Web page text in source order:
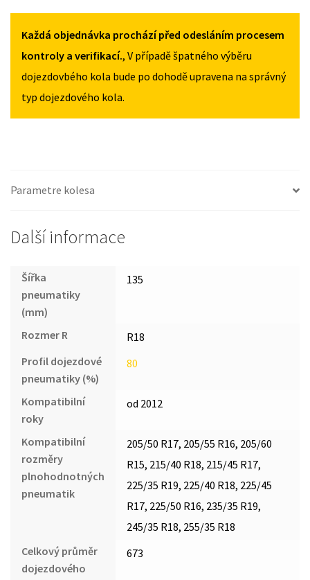
3
F30/F31
OD
135/80R18
MNOŽSTVÍ
Každá objednávka prochází před odesláním procesem
kontroly a verifikací., V případě špatného výběru
dojezdovbého kola bude po dohodě upravena na správný
typ dojezdového kola.
Parametre kolesa
Další informace
Šířka
pneumatiky
(mm)
135
Rozmer R
R18
Profil dojezdové
pneumatiky (%)
80
Kompatibilní
roky
od 2012
Kompatibilní
rozměry
plnohodnotných
pneumatik
205/50 R17, 205/55 R16, 205/60
R15, 215/40 R18, 215/45 R17,
225/35 R19, 225/40 R18, 225/45
R17, 225/50 R16, 235/35 R19,
245/35 R18, 255/35 R18
Celkový průměr
dojezdového
673